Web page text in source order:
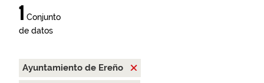
1 Conjunto
de datos
Ayuntamiento de Ereño